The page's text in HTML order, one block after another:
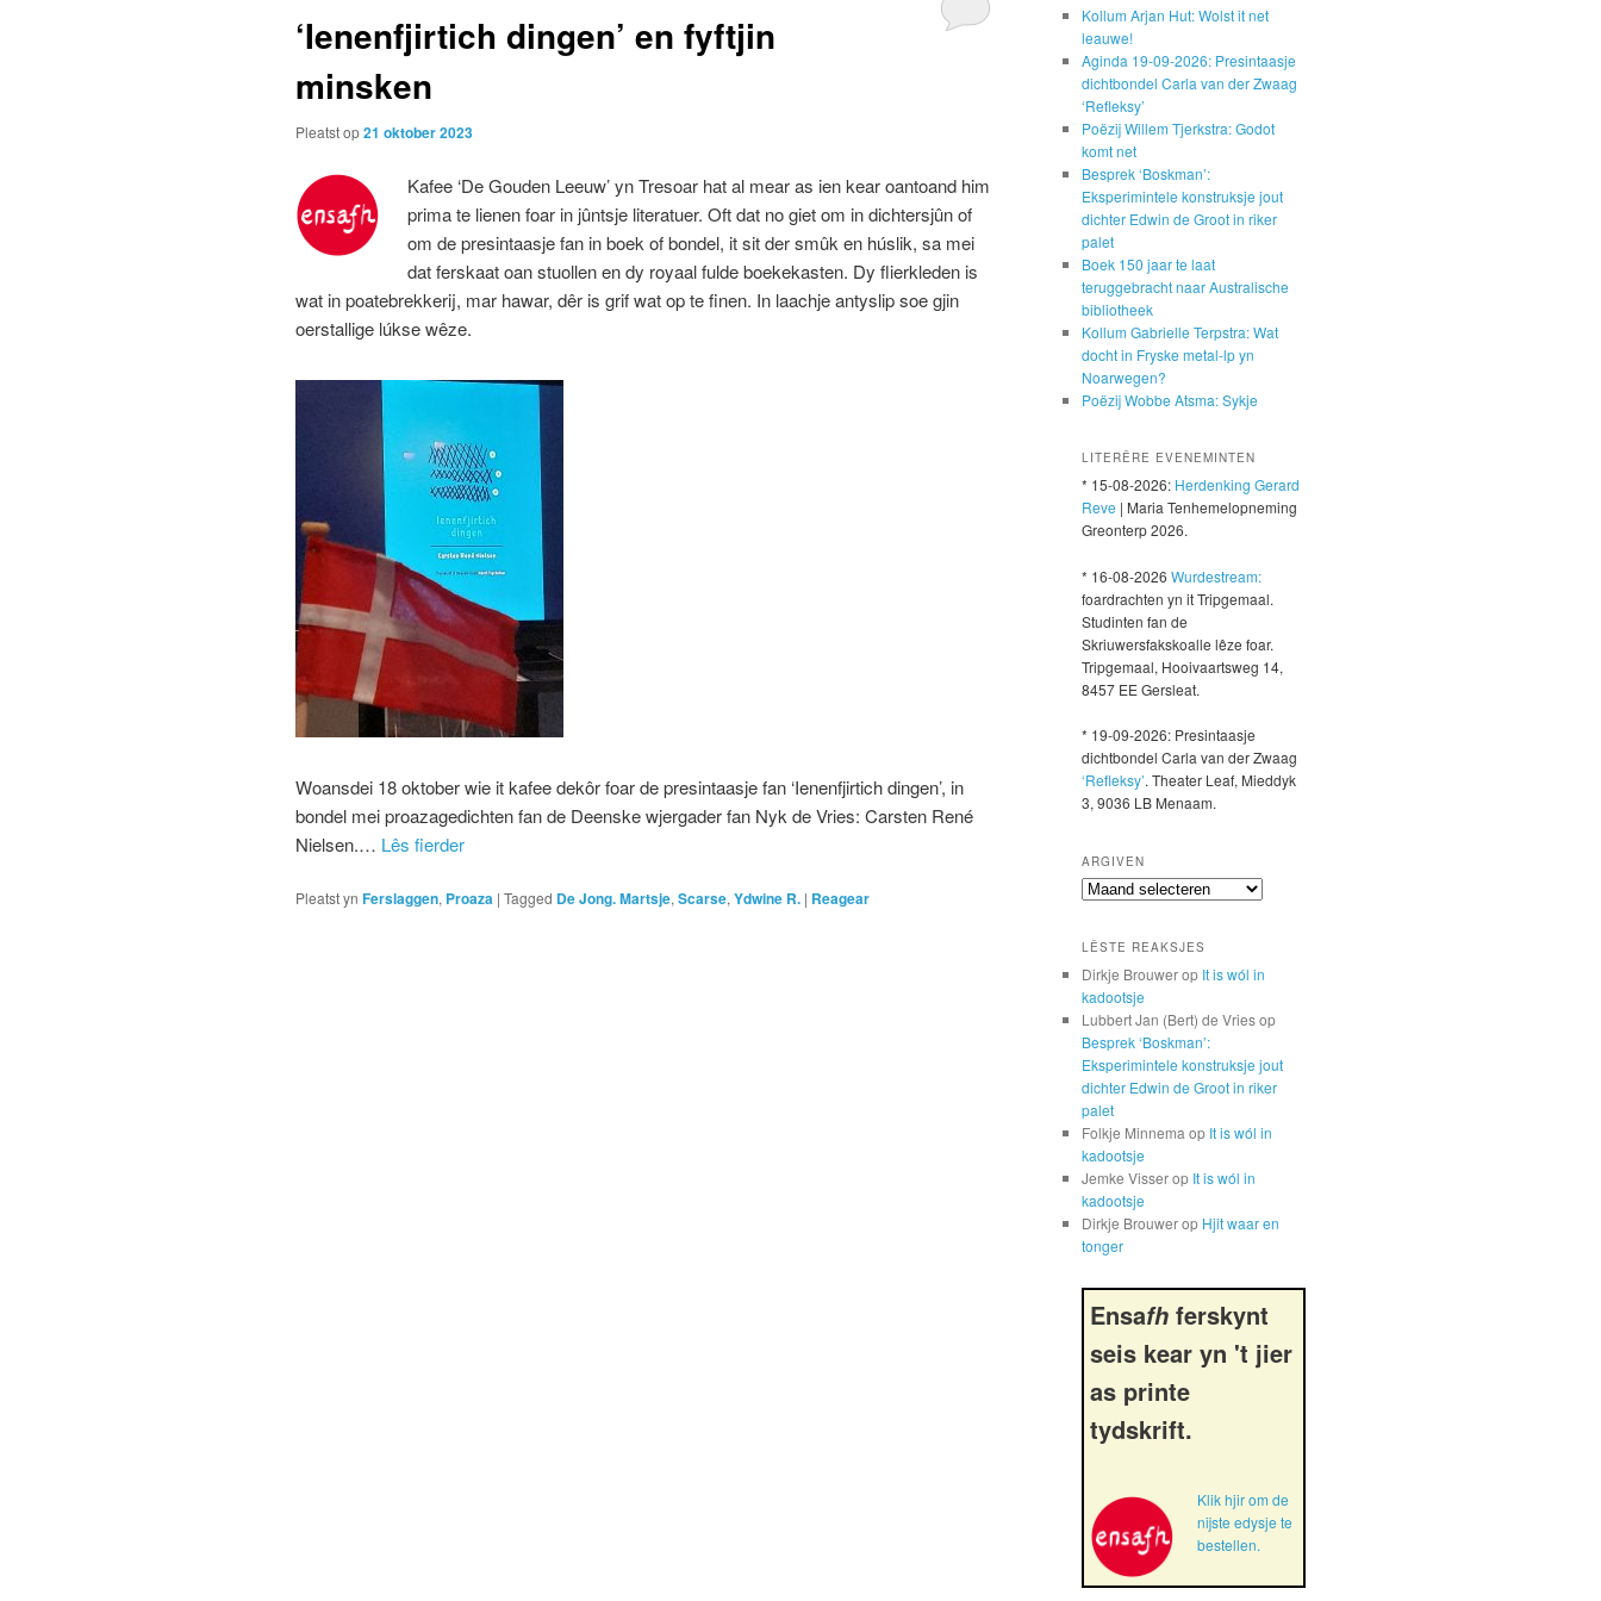
‘Ienenfjirtich dingen’ en fyftjin
minsken
Pleatst op21 oktober 2023
Kafee ‘De Gouden Leeuw’ yn Tresoar hat al mear as ien kear oantoand him
prima te lienen foar in jûntsje literatuer. Oft dat no giet om in dichtersjûn of
om de presintaasje fan in boek of bondel, it sit der smûk en húslik, sa mei
dat ferskaat oan stuollen en dy royaal fulde boekekasten. Dy flierkleden is
wat in poatebrekkerij, mar hawar, dêr is grif wat op te finen. In laachje antyslip soe gjin
oerstallige lúkse wêze.
Woansdei 18 oktober wie it kafee dekôr foar de presintaasje fan ‘Ienenfjirtich dingen’, in
bondel mei proazagedichten fan de Deenske wjergader fan Nyk de Vries: Carsten René
Nielsen.… Lês fierder
Pleatst yn Ferslaggen, Proaza | Tagged De Jong. Martsje, Scarse, Ydwine R. | Reagear
Kollum Arjan Hut: Wolst it net
leauwe!
Aginda 19-09-2026: Presintaasje
dichtbondel Carla van der Zwaag
‘Refleksy’
Poëzij Willem Tjerkstra: Godot
komt net
Besprek ‘Boskman’:
Eksperimintele konstruksje jout
dichter Edwin de Groot in riker
palet
Boek 150 jaar te laat
teruggebracht naar Australische
bibliotheek
Kollum Gabrielle Terpstra: Wat
docht in Fryske metal-lp yn
Noarwegen?
Poëzij Wobbe Atsma: Sykje
LITERÊRE EVENEMINTEN
* 15-08-2026: Herdenking Gerard
Reve | Maria Tenhemelopneming
Greonterp 2026.
* 16-08-2026 Wurdestream:
foardrachten yn it Tripgemaal.
Studinten fan de
Skriuwersfakskoalle lêze foar.
Tripgemaal, Hooivaartsweg 14,
8457 EE Gersleat.
* 19-09-2026: Presintaasje
dichtbondel Carla van der Zwaag
‘Refleksy’. Theater Leaf, Mieddyk
3, 9036 LB Menaam.
ARGIVEN
Argiven
LÊSTE REAKSJES
Dirkje Brouwerop It is wól in
kadootsje
Lubbert Jan (Bert) de Vriesop
Besprek ‘Boskman’:
Eksperimintele konstruksje jout
dichter Edwin de Groot in riker
palet
Folkje Minnema op It is wól in
kadootsje
Jemke Visserop It is wól in
kadootsje
Dirkje Brouwerop Hjit waar en
tonger
Ensafh ferskynt
seis kear yn 't jier
as printe
tydskrift.
Klik hjir om de
nijste edysje te
bestellen.